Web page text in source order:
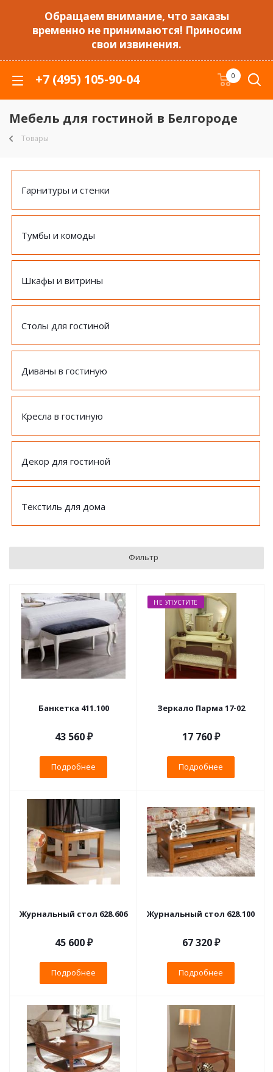
Обращаем внимание, что заказы
временно не принимаются! Приносим
свои извинения.
+7 (495) 105-90-04 0
Мебель для гостиной в Белгороде
Товары
Гарнитуры и стенки
Тумбы и комоды
Шкафы и витрины
Столы для гостиной
Диваны в гостиную
Кресла в гостиную
Декор для гостиной
Текстиль для дома
Фильтр
Банкетка 411.100
43 560 ₽
Подробнее
НЕ УПУСТИТЕ
Зеркало Парма 17-02
17 760 ₽
Подробнее
Журнальный стол 628.606
45 600 ₽
Подробнее
Журнальный стол 628.100
67 320 ₽
Подробнее